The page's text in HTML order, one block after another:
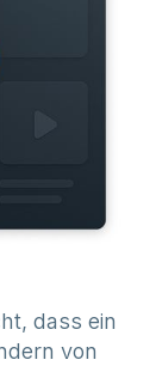
dass ein
von